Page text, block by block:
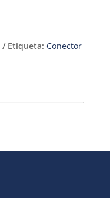
Etiqueta: Conector